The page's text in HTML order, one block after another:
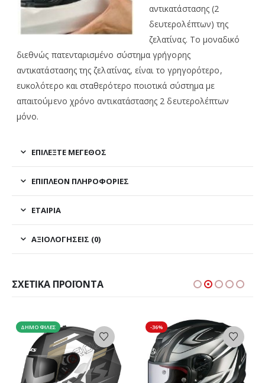
αντικατάστασης (2
δευτερολέπτων) της
ζελατίνας. Το μοναδικό
διεθνώς πατενταρισμένο σύστημα γρήγορης
αντικατάστασης της ζελατίνας, είναι το γρηγορότερο,
ευκολότερο και σταθερότερο ποιοτικά σύστημα με
απαιτούμενο χρόνο αντικατάστασης 2 δευτερολέπτων
μόνο.
ΕΠΙΛΕΞΤΕ ΜΕΓΕΘΟΣ
ΕΠΙΠΛΈΟΝ ΠΛΗΡΟΦΟΡΊΕΣ
ΕΤΑΙΡΊΑ
ΑΞΙΟΛΟΓΉΣΕΙΣ (0)
ΣΧΕΤΙΚΆ ΠΡΟΪΌΝΤΑ
-36%